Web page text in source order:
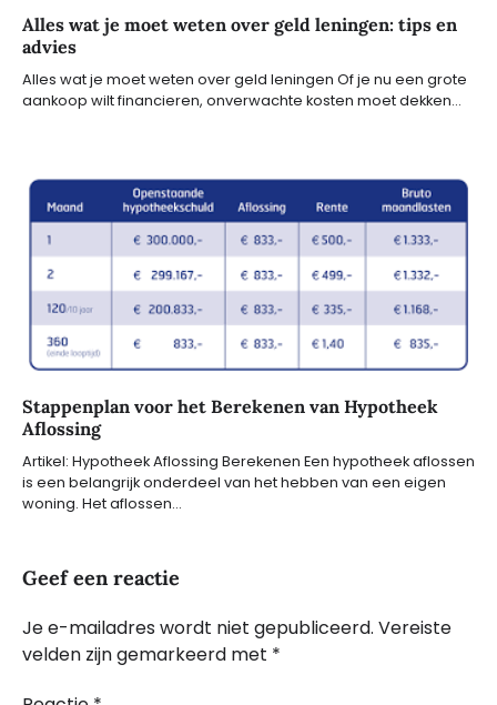
Alles wat je moet weten over geld leningen: tips en
advies
Alles wat je moet weten over geld leningen Of je nu een grote
aankoop wilt financieren, onverwachte kosten moet dekken…
Stappenplan voor het Berekenen van Hypotheek
Aflossing
Artikel: Hypotheek Aflossing Berekenen Een hypotheek aflossen
is een belangrijk onderdeel van het hebben van een eigen
woning. Het aflossen…
Geef een reactie
Je e-mailadres wordt niet gepubliceerd. Vereiste
velden zijn gemarkeerd met *